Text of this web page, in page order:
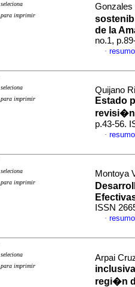
seleciona
para imprimir
de la
no.1,
·
seleciona
para imprimir
Quijano
Estado
p.43-56.
·
seleciona
para imprimir
Montoya
ISSN
·
seleciona
para imprimir
Arpai
regi�n